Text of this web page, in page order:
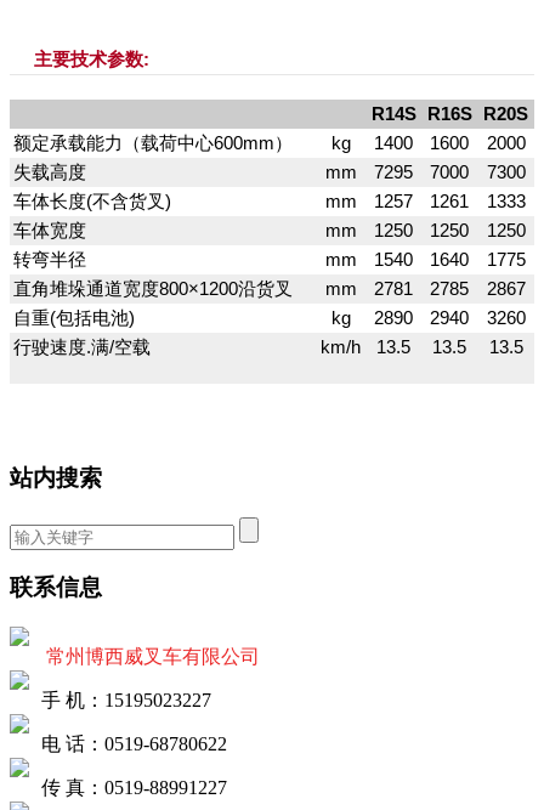
主要技术参数:
R14S R16S
R20S
额定承载能力（载荷中心600mm）
kg 1400 1600
2000
失载高度
mm 7295 7000
7300
车体长度(不含货叉)
mm 1257 1261
1333
车体宽度
mm 1250 1250
1250
转弯半径
mm 1540 1640
1775
直角堆垛通道宽度800×1200沿货叉
mm 2781 2785
2867
自重(包括电池)
kg 2890 2940
3260
行驶速度.满/空载
km/h 13.5 13.5 13.5
站内搜索
联系信息
常州博西威叉车有限公司
手 机：15195023227
电 话：0519-68780622
传 真：0519-88991227